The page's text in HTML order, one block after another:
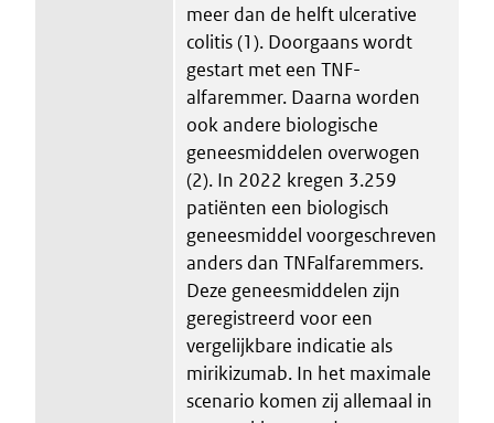
meer dan de helft ulcerative
colitis (1). Doorgaans wordt
gestart met een TNF-
alfaremmer. Daarna worden
ook andere biologische
geneesmiddelen overwogen
(2). In 2022 kregen 3.259
patiënten een biologisch
geneesmiddel voorgeschreven
anders dan TNFalfaremmers.
Deze geneesmiddelen zijn
geregistreerd voor een
vergelijkbare indicatie als
mirikizumab. In het maximale
scenario komen zij allemaal in